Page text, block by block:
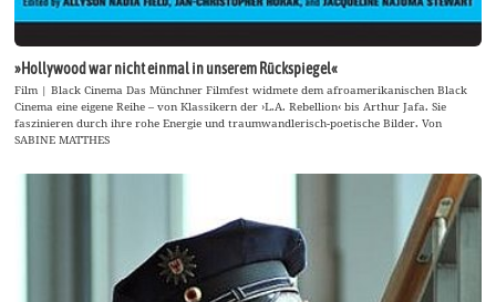
»Hollywood war nicht einmal in unserem Rückspiegel«
Film | Black Cinema Das Münchner Filmfest widmete dem afroamerikanischen Black
Cinema eine eigene Reihe – von Klassikern der ›L.A. Rebellion‹ bis Arthur Jafa. Sie
faszinieren durch ihre rohe Energie und traumwandlerisch-poetische Bilder. Von
SABINE MATTHES